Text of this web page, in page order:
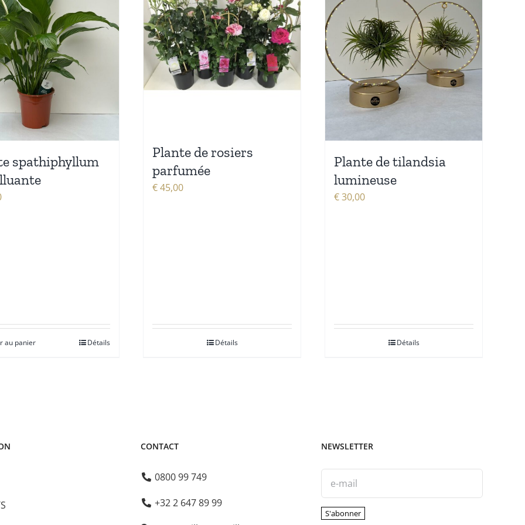
spathiphyllum
au panier Détails
Plante de rosiers
parfumée
€45,00
Détails
Plante de tilandsia
lumineuse
€30,00
Détails
CONTACT
0800 99 749
+32 2 647 89 99
NEWSLETTER